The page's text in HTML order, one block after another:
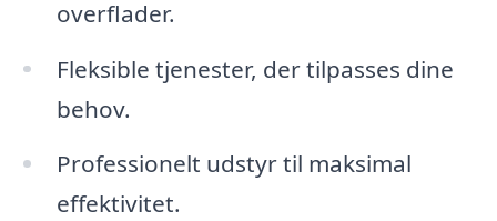
overflader.
Fleksible tjenester, der tilpasses dine
behov.
Professionelt udstyr til maksimal
effektivitet.